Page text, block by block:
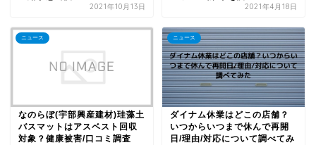
2021年10月13日 2021年4月18日
ニュース
なのらぼ(宇部興産建材)珪藻土
バスマットはアスベスト回収
対象？健康被害/口コミ調査
ニュース
ダイナム休業はどこの店舗？
いつからいつまで休んで再開
日/理由/対応について調べてみ